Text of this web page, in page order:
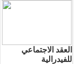
العقد الاجتماعي
للفيدرالية